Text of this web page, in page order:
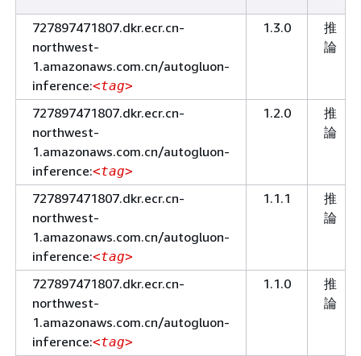
727897471807.dkr.ecr.cn-
northwest-
1.amazonaws.com.cn/autogluon-
inference:<tag>
1.3.0
推
論
727897471807.dkr.ecr.cn-
northwest-
1.amazonaws.com.cn/autogluon-
inference:<tag>
1.2.0
推
論
727897471807.dkr.ecr.cn-
northwest-
1.amazonaws.com.cn/autogluon-
inference:<tag>
1.1.1
推
論
727897471807.dkr.ecr.cn-
northwest-
1.amazonaws.com.cn/autogluon-
inference:<tag>
1.1.0
推
論